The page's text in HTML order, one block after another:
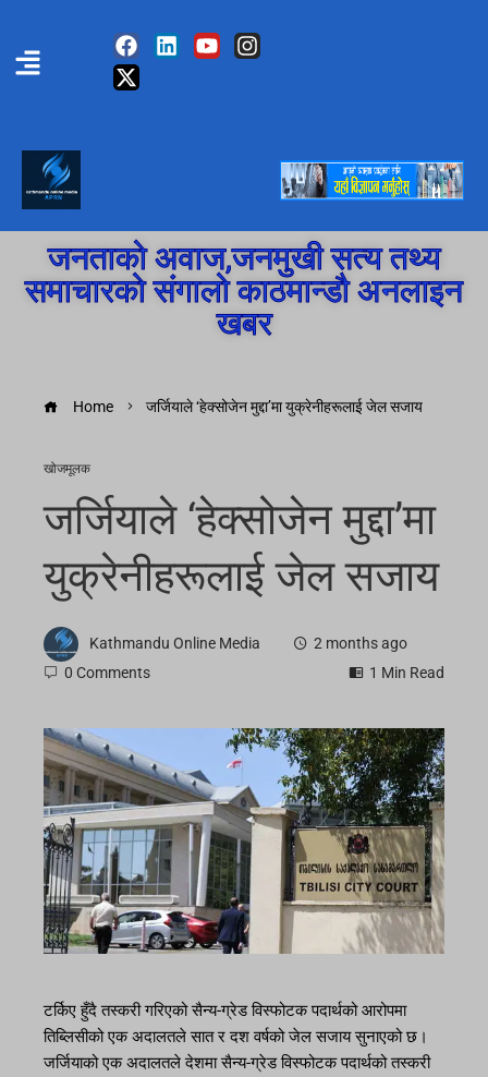
जनताको अवाज,जनमुखी सत्य तथ्य
समाचारको संगालो काठमान्डौ अनलाइन
खबर
Home जर्जियाले ‘हेक्सोजेन मुद्दा’मा युक्रेनीहरूलाई जेल सजाय
खोजमूलक
जर्जियाले ‘हेक्सोजेन मुद्दा’मा
युक्रेनीहरूलाई जेल सजाय
Kathmandu Online Media
2 months ago
0 Comments
1 Min Read
टर्किए हुँदै तस्करी गरिएको सैन्य-ग्रेड विस्फोटक पदार्थको आरोपमा
तिब्लिसीको एक अदालतले सात र दश वर्षको जेल सजाय सुनाएको छ।
जर्जियाको एक अदालतले देशमा सैन्य-ग्रेड विस्फोटक पदार्थको तस्करी